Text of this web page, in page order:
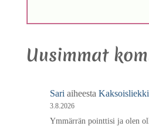
Uusimmat
Sari aiheesta
3.8.2026
Ymmärrän pointtisi ja olen